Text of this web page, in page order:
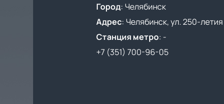
Город: Челябинск
Адрес: Челябинск, ул. 250-
Станция метро: -
+7 (351) 700-96-05